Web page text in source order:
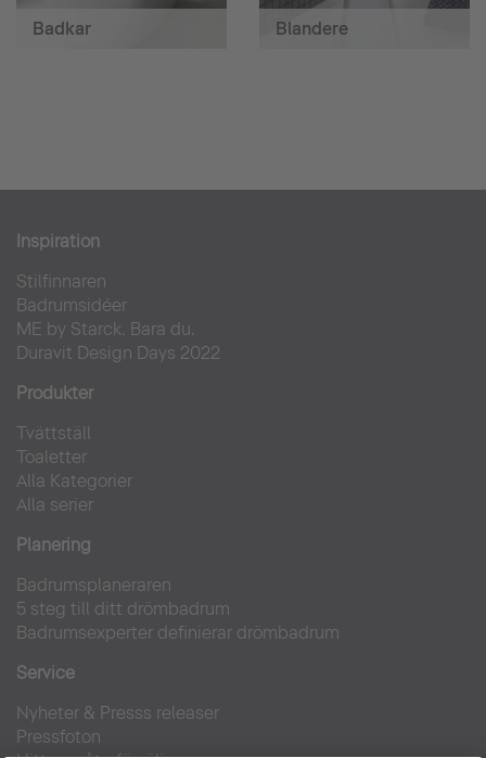
Badkar Blandere
Inspiration
Stilfinnaren
Badrumsidéer
ME by Starck. Bara du.
Duravit Design Days 2022
Produkter
Tvättställ
Toaletter
Alla Kategorier
Alla serier
Planering
Badrumsplaneraren
5 steg till ditt drömbadrum
Badrumsexperter definierar drömbadrum
Service
Nyheter & Presss releaser
Pressfoton